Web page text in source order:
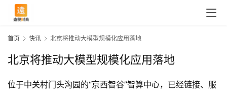
首页 快讯 北京将推动大模型规模化应用落地
北京将推动大模型规模化应用落地
位于中关村门头沟园的“京西智谷”智算中心，已经链接、服